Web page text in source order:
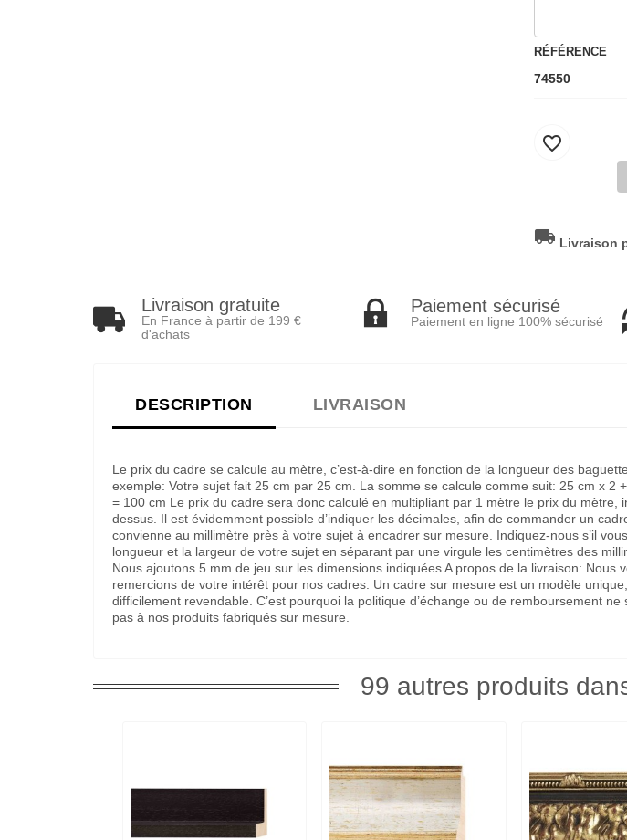
RÉFÉRENCE
74550
favorite_border
local_shipping Livraison
Livraison gratuite
En France à partir de 199 €
d'achats
Paiement sécurisé
Paiement en ligne 100% sécurisé
DESCRIPTION LIVRAISON
Le prix du cadre se calcule au mètre, c’est-à-dire en fonction de la longueur des
exemple: Votre sujet fait 25 cm par 25 cm. La somme se calcule comme suit: 25 cm x 2
= 100 cm Le prix du cadre sera donc calculé en multipliant par 1 mètre le prix du mètre,
dessus. Il est évidemment possible d’indiquer les décimales, afin de commander un
convienne au millimètre près à votre sujet à encadrer sur mesure. Indiquez-nous s’il
longueur et la largeur de votre sujet en séparant par une virgule les centimètres des
Nous ajoutons 5 mm de jeu sur les dimensions indiquées A propos de la livraison: Nous
remercions de votre intérêt pour nos cadres. Un cadre sur mesure est un modèle unique,
difficilement revendable. C’est pourquoi la politique d’échange ou de remboursement ne
pas à nos produits fabriqués sur mesure.
99 autres produits